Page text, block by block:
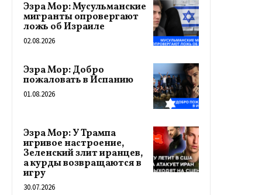
Эзра Мор: Мусульманские
мигранты опровергают
ложь об Израиле
02.08.2026
Эзра Мор: Добро
пожаловать в Испанию
01.08.2026
Эзра Мор: У Трампа
игривое настроение,
Зеленский злит иранцев,
а курды возвращаются в
игру
30.07.2026